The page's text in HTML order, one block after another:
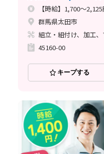
【時給】1,700～
群馬県太田市
45160-00
キープする